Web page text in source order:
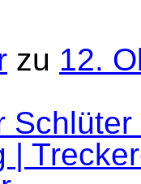
zu 12.
|